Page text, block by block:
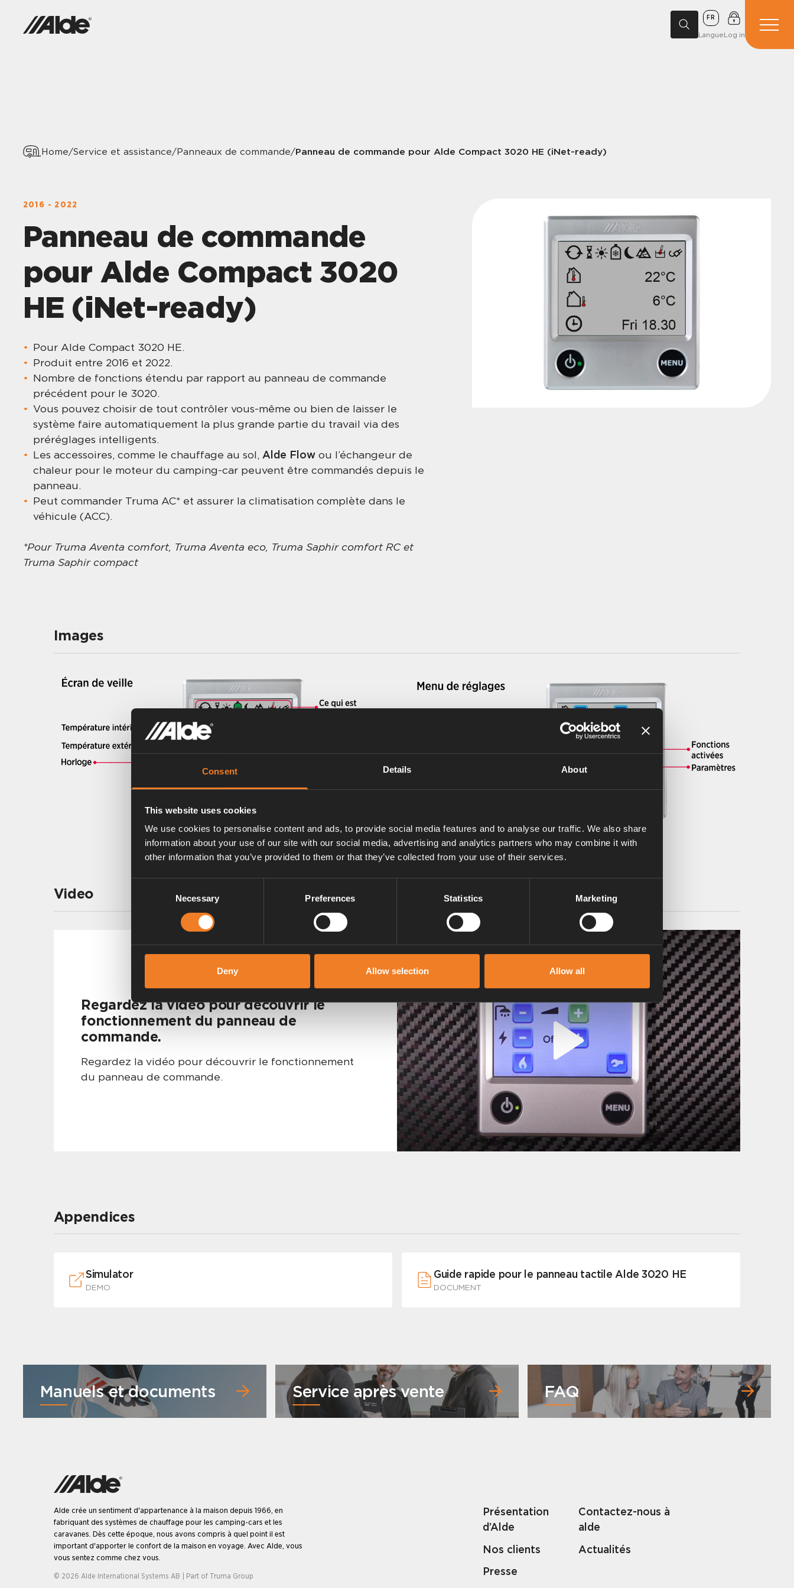
Consent Details About
This website uses cookies
We use cookies to personalise content and ads, to provide social media features and to analyse our traffic. We also share
information about your use of our site with our social media, advertising and analytics partners who may combine it with
other information that you’ve provided to them or that they’ve collected from your use of their services.
Necessary Preferences Statistics Marketing
Deny Allow selection Allow all
FR
LangueLog in
Home/Service et assistance/Panneaux de commande/Panneau de commande pour Alde Compact 3020 HE (iNet-ready)
2016 - 2022
Panneau de commande
pour Alde Compact 3020
HE (iNet-ready)
Pour Alde Compact 3020 HE.
Produit entre 2016 et 2022.
Nombre de fonctions étendu par rapport au panneau de commande
précédent pour le 3020.
Vous pouvez choisir de tout contrôler vous-même ou bien de laisser le
système faire automatiquement la plus grande partie du travail via des
préréglages intelligents.
Les accessoires, comme le chauffage au sol,Alde Flow ou l’échangeur de
chaleur pour le moteur du camping-car peuvent être commandés depuis le
panneau.
Peut commander Truma AC* et assurer la climatisation complète dans le
véhicule (ACC).
*Pour Truma Aventa comfort, Truma Aventa eco, Truma Saphir comfort RC et
Truma Saphir compact
Images
Video
Regardez la vidéo pour découvrir le
fonctionnement du panneau de
commande.
Regardez la vidéo pour découvrir le fonctionnement
du panneau de commande.
Appendices
Simulator
DEMO
Guide rapide pour le panneau tactile Alde 3020 HE
DOCUMENT
Manuels et documents Service après vente FAQ
Alde crée un sentiment d'appartenance à la maison depuis 1966, en
fabriquant des systèmes de chauffage pour les camping-cars et les
caravanes. Dès cette époque, nous avons compris à quel point il est
important d'apporter le confort de la maison en voyage. Avec Alde, vous
vous sentez comme chez vous.
© 2026 Alde International Systems AB | Part of Truma Group
Présentation
d’Alde
Nos clients
Presse
Contactez-nous à
alde
Actualités